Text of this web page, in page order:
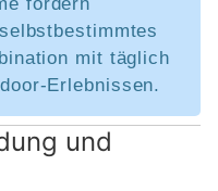
mit täglich
Erlebnissen.
und